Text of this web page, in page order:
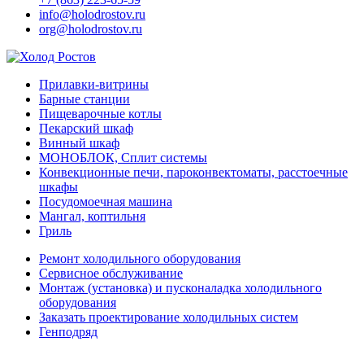
info@holodrostov.ru
org@holodrostov.ru
Прилавки-витрины
Барные станции
Пищеварочные котлы
Пекарский шкаф
Винный шкаф
МОНОБЛОК, Сплит системы
Конвекционные печи, пароконвектоматы, расстоечные
шкафы
Посудомоечная машина
Мангал, коптильня
Гриль
Ремонт холодильного оборудования
Сервисное обслуживание
Монтаж (установка) и пусконаладка холодильного
оборудования
Заказать проектирование холодильных систем
Генподряд